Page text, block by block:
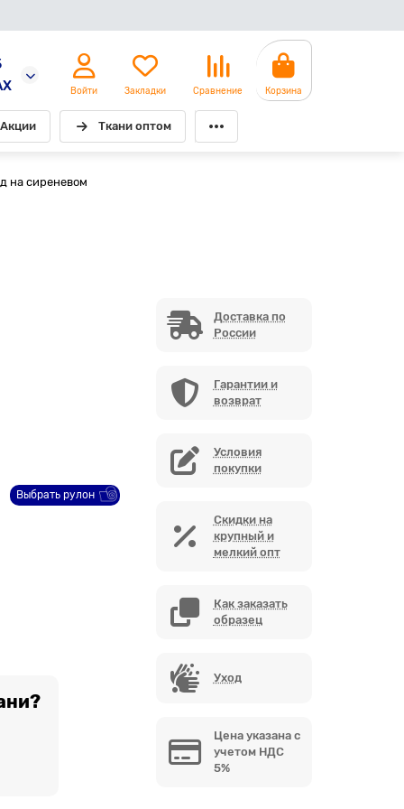
Войти Закладки Сравнение Корзина
Акции Ткани оптом
на сиреневом
Выбрать рулон
Доставка по
России
Гарантии и
возврат
Условия
покупки
Скидки на
крупный и
мелкий опт
Как заказать
образец
Уход
Цена указана с
учетом НДС
5%